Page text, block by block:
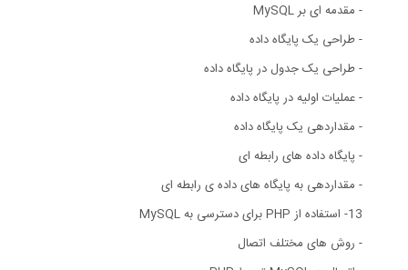
- مقدمه ای بر MySQL
- طراحی یک پایگاه داده
- طراحی یک جدول در پایگاه داده
- عملیات اولیه در پایگاه داده
- مقداردهی یک پایگاه داده
- پایگاه داده های رابطه ای
- مقداردهی به پایگاه های داده ی رابطه ای
13- استفاده از PHP برای دسترسی به MySQL
- روش های مختلف اتصال